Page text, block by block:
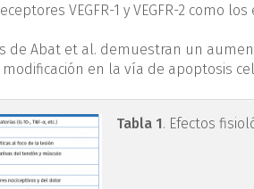
VEGFR-1 y VEGFR-2 como
de Abat et al. demuestran un
en la vía de apoptosis
Tabla 1. Efectos